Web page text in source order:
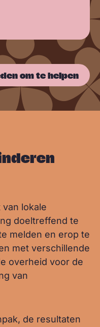
om te helpen
lokale
doeltreffend te
melden en erop te
met verschillende
overheid voor de
van
de resultaten